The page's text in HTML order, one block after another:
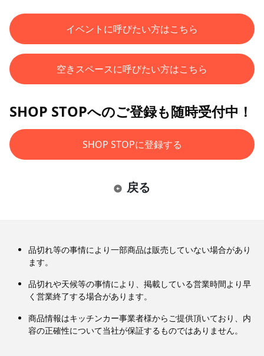
イベントに呼びたい方はこちら
空きスペースに呼びたい方はこちら
SHOP STOPへのご登録も随時受付中！
SHOP STOPに登録する
戻る
品切れ等の事情により一部商品は販売していない場合があり
ます。
品切れや天候等の事情により、掲載している営業時間より早
く営業終了する場合があります。
商品情報はキッチンカー事業者様からご提供頂いており、内
容の正確性について当社が保証するものではありません。